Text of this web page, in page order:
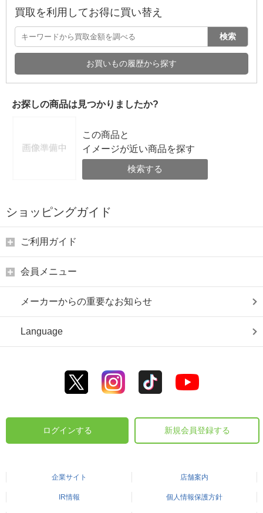
買取を利用してお得に買い替え
検索
お買いもの履歴から探す
お探しの商品は見つかりましたか?
この商品と
イメージが近い商品を探す
検索する
ショッピングガイド
ご利用ガイド
会員メニュー
メーカーからの重要なお知らせ
Language
ログインする 新規会員登録する
企業サイト 店舗案内
IR情報 個人情報保護方針